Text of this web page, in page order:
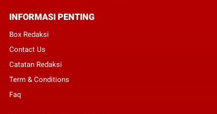
INFORMASI PENTING
Box Redaksi
Contact Us
Catatan Redaksi
Term & Conditions
Faq